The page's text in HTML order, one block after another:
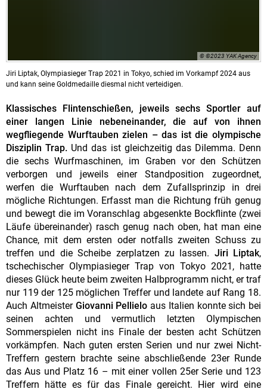
© ©2023 YAK Agency
Jiri Liptak, Olympiasieger Trap 2021 in Tokyo, schied im Vorkampf 2024 aus
und kann seine Goldmedaille diesmal nicht verteidigen.
Klassisches Flintenschießen, jeweils sechs Sportler auf
einer langen Linie nebeneinander, die auf von ihnen
wegfliegende Wurftauben zielen – das ist die olympische
Disziplin Trap. Und das ist gleichzeitig das Dilemma. Denn
die sechs Wurfmaschinen, im Graben vor den Schützen
verborgen und jeweils einer Standposition zugeordnet,
werfen die Wurftauben nach dem Zufallsprinzip in drei
mögliche Richtungen. Erfasst man die Richtung früh genug
und bewegt die im Voranschlag abgesenkte Bockflinte (zwei
Läufe übereinander) rasch genug nach oben, hat man eine
Chance, mit dem ersten oder notfalls zweiten Schuss zu
treffen und die Scheibe zerplatzen zu lassen. Jiri Liptak,
tschechischer Olympiasieger Trap von Tokyo 2021, hatte
dieses Glück heute beim zweiten Halbprogramm nicht, er traf
nur 119 der 125 möglichen Treffer und landete auf Rang 18.
Auch Altmeister Giovanni Pellielo aus Italien konnte sich bei
seinen achten und vermutlich letzten Olympischen
Sommerspielen nicht ins Finale der besten acht Schützen
vorkämpfen. Nach guten ersten Serien und nur zwei Nicht-
Treffern gestern brachte seine abschließende 23er Runde
das Aus und Platz 16 – mit einer vollen 25er Serie und 123
Treffern hätte es für das Finale gereicht. Hier wird eine